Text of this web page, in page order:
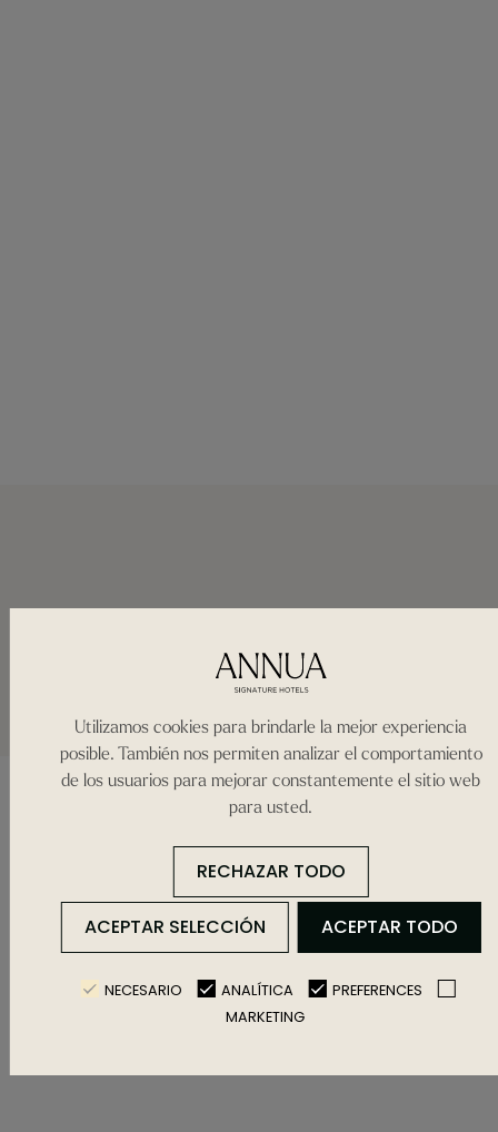
Utilizamos cookies para brindarle la mejor experiencia
posible. También nos permiten analizar el comportamiento
de los usuarios para mejorar constantemente el sitio web
para usted.
RECHAZAR TODO
ACEPTAR SELECCIÓN ACEPTAR TODO
NECESARIO ANALÍTICA
PREFERENCES
MARKETING